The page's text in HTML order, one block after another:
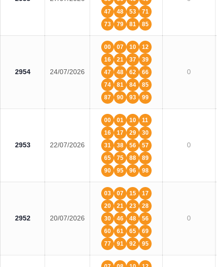
47
48 53
71
73
79 81 85
2954 24/07/2026
00 07 10
12
16
21 37
39
47
48 62
66
74
81 84
85
87
90 93 99
0
2953 22/07/2026
00 01 10
11
16
17 29
30
31
38 56
57
65
75 88
89
90
95 96 98
0
2952 20/07/2026
03 07 15
17
20
21 23
28
30
46 48
56
60
61 65
69
77
91 92 95
0